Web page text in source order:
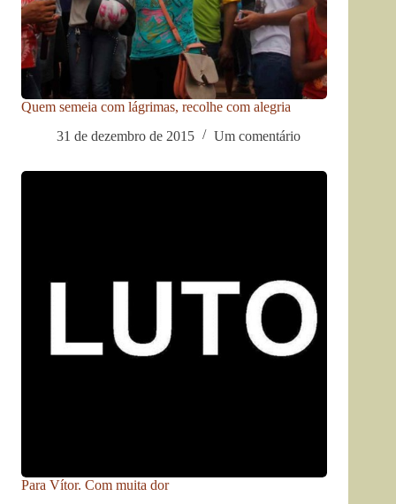
Quem semeia com lágrimas, recolhe com alegria
31 de dezembro de 2015
Um comentário
Para Vítor. Com muita dor